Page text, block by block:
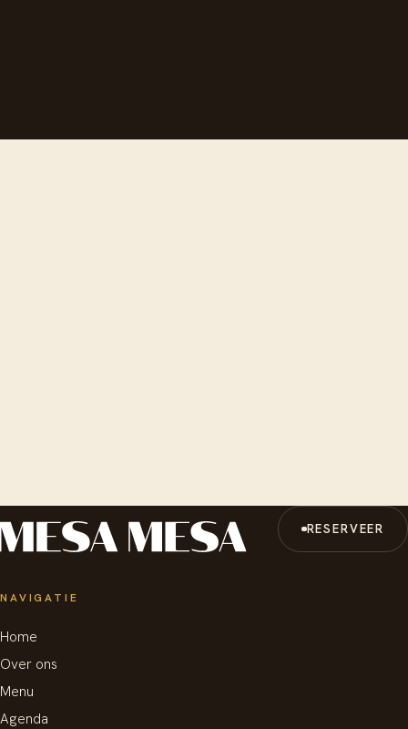
RESERVEER
NAVIGATIE
Home
Over ons
Menu
Agenda